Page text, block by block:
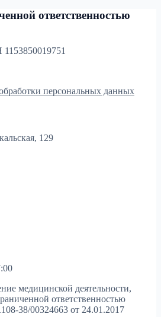
ответственностью
персональных данных
129
медицинской деятельности,
ответственностью
38/00324663 от 24.01.2017